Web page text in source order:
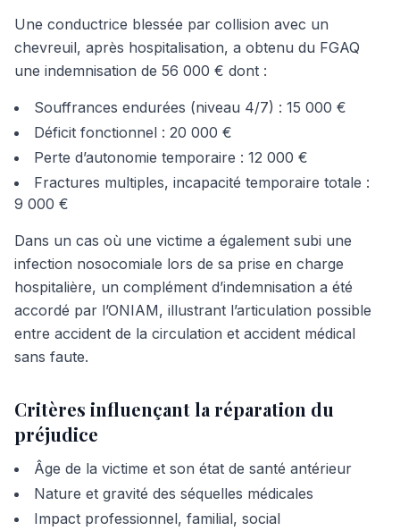
Une conductrice blessée par collision avec un
chevreuil, après hospitalisation, a obtenu du FGAQ
une indemnisation de 56 000 € dont :
Souffrances endurées (niveau 4/7) : 15 000 €
Déficit fonctionnel : 20 000 €
Perte d’autonomie temporaire : 12 000 €
Fractures multiples, incapacité temporaire totale :
9 000 €
Dans un cas où une victime a également subi une
infection nosocomiale lors de sa prise en charge
hospitalière, un complément d’indemnisation a été
accordé par l’ONIAM, illustrant l’articulation possible
entre accident de la circulation et accident médical
sans faute.
Critères influençant la réparation du
préjudice
Âge de la victime et son état de santé antérieur
Nature et gravité des séquelles médicales
Impact professionnel, familial, social